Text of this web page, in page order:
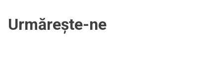
Urmărește-ne